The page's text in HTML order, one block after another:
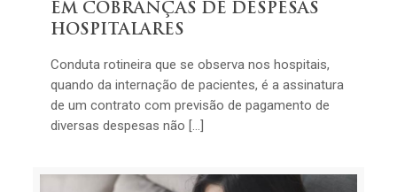
EM COBRANÇAS DE DESPESAS
HOSPITALARES
Conduta rotineira que se observa nos hospitais,
quando da internação de pacientes, é a assinatura
de um contrato com previsão de pagamento de
diversas despesas não […]